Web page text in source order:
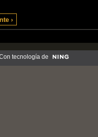
›
tecnología de